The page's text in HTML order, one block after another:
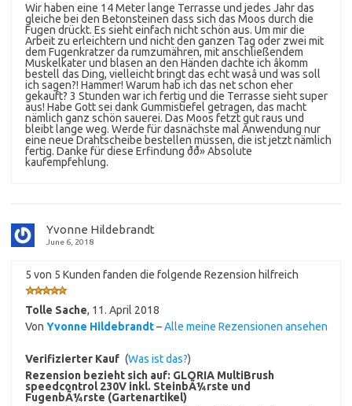
Wir haben eine 14 Meter lange Terrasse und jedes Jahr das
gleiche bei den Betonsteinen dass sich das Moos durch die
Fugen drückt. Es sieht einfach nicht schön aus. Um mir die
Arbeit zu erleichtern und nicht den ganzen Tag oder zwei mit
dem Fugenkratzer da rumzumähren, mit anschließendem
Muskelkater und blasen an den Händen dachte ich âkomm
bestell das Ding, vielleicht bringt das echt wasâ und was soll
ich sagen?! Hammer! Warum hab ich das net schon eher
gekauft? 3 Stunden war ich fertig und die Terrasse sieht super
aus! Habe Gott sei dank Gummistiefel getragen, das macht
nämlich ganz schön sauerei. Das Moos fetzt gut raus und
bleibt lange weg. Werde für dasnächste mal Anwendung nur
eine neue Drahtscheibe bestellen müssen, die ist jetzt nämlich
fertig. Danke für diese Erfindung ðð» Absolute
kaufempfehlung.
Yvonne Hildebrandt
June 6, 2018
5 von 5 Kunden fanden die folgende Rezension hilfreich
Tolle Sache, 11. April 2018
Von Yvonne Hildebrandt–Alle meine Rezensionen ansehen
Verifizierter Kauf (Was ist das?)
Rezension bezieht sich auf: GLORIA MultiBrush
speedcontrol 230V inkl. SteinbÃ¼rste und
FugenbÃ¼rste (Gartenartikel)